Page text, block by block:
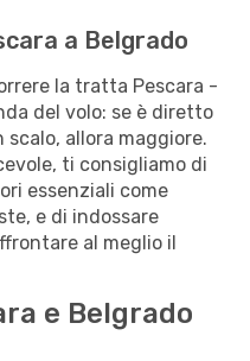
a Belgrado
la tratta Pescara -
del volo: se è diretto
scalo, allora maggiore.
ti consigliamo di
essenziali come
e di indossare
al meglio il
e Belgrado